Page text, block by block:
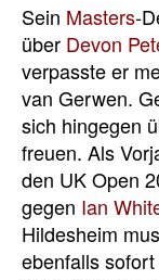
Sein Masters-
über Devon
verpasste er
van Gerwen.
sich hingegen
freuen. Als
den UK Open
gegen Ian
Hildesheim
ebenfalls